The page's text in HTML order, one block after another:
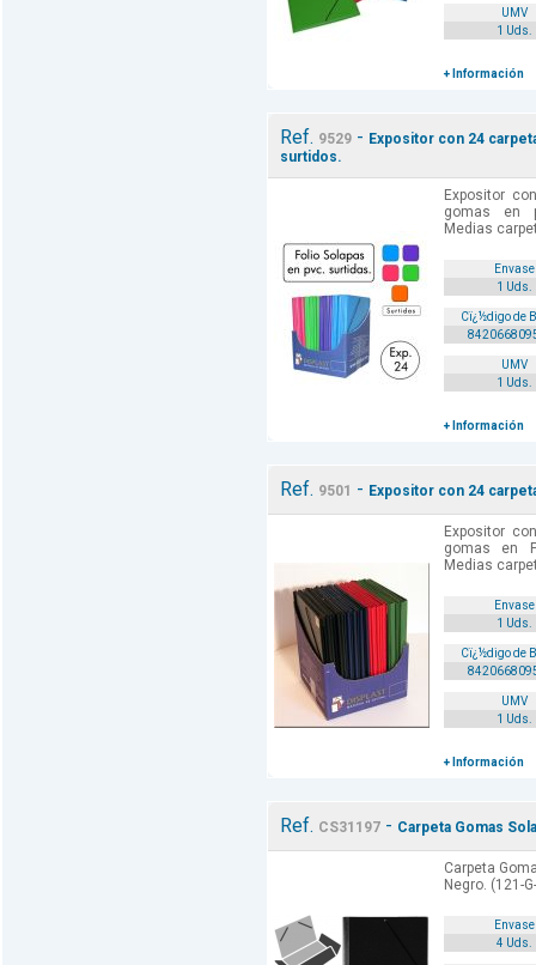
UMV
1 Uds.
+ Información
Ref. 9529- Expositor con 24
surtidos.
Expositor
gomas en
Medias
Envase
1 Uds.
Cï¿½digo de
UMV
1 Uds.
+ Información
Ref. 9501 - Expositor con 24
Expositor
gomas en
Medias
Envase
1 Uds.
Cï¿½digo de
UMV
1 Uds.
+ Información
Ref. CS31197- Carpeta Gomas
Carpeta
Negro. (121-
Envase
4 Uds.